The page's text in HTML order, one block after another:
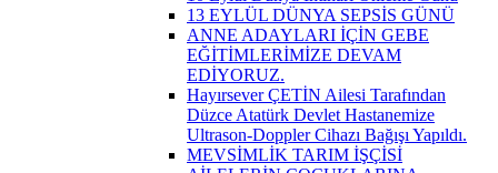
13 EYLÜL DÜNYA SEPSİS GÜNÜ
ANNE ADAYLARI İÇİN GEBE
EĞİTİMLERİMİZE DEVAM
EDİYORUZ.
Hayırsever ÇETİN Ailesi Tarafından
Düzce Atatürk Devlet Hastanemize
Ultrason-Doppler Cihazı Bağışı Yapıldı.
MEVSİMLİK TARIM İŞÇİSİ